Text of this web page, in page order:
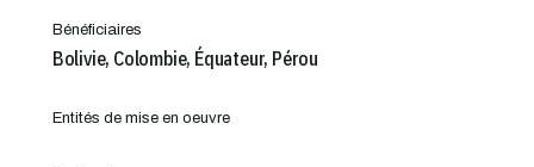
Bénéficiaires
Bolivie, Colombie, Équateur, Pérou
Entités de mise en oeuvre